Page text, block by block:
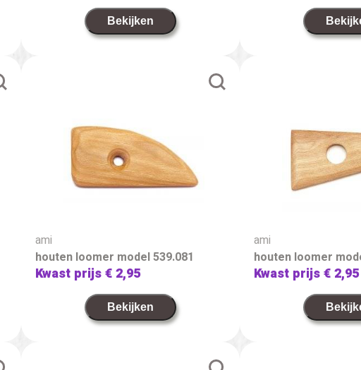
Bekijken
ami
houten loomer model 539.081
Kwast prijs€ 2,95
Bekijken
ami
houten loomer
Kwast prijs€ 2,95